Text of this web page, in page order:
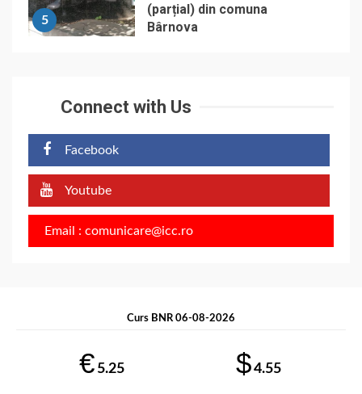
5
(parțial) din comuna
Bârnova
Connect with Us
Facebook
Youtube
Email : comunicare@icc.ro
Curs BNR 06-08-2026
€ 5.25 $4.55